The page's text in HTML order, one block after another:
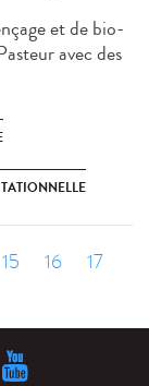
et de bio-
avec des
15 16
17